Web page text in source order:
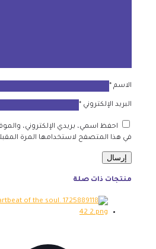
الاسم *
البريد الإلكتروني *
احفظ اسمي، بريدي الإلكتروني،
في هذا المتصفح لاستخدامها المرة
منتجات ذات صلة